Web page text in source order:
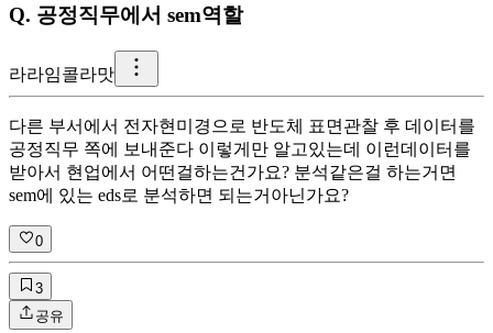
Q. 공정직무에서 sem역할
라라임콜라맛
다른 부서에서 전자현미경으로 반도체 표면관찰 후 데이터를
공정직무 쪽에 보내준다 이렇게만 알고있는데 이런데이터를
받아서 현업에서 어떤걸하는건가요? 분석같은걸 하는거면
sem에 있는 eds로 분석하면 되는거아닌가요?
0
3
공유